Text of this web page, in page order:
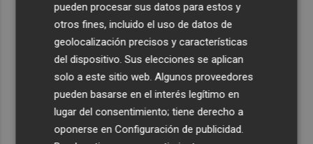
pueden procesar sus datos para estos y
otros fines, incluido el uso de datos de
geolocalización precisos y características
del dispositivo. Sus elecciones se aplican
solo a este sitio web. Algunos proveedores
pueden basarse en el interés legítimo en
lugar del consentimiento; tiene derecho a
oponerse enConfiguración de publicidad.